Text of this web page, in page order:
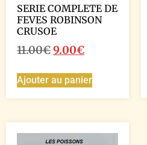
SERIE COMPLETE DE
FEVES ROBINSON
CRUSOE
11.00€9.00€
Ajouter au panier